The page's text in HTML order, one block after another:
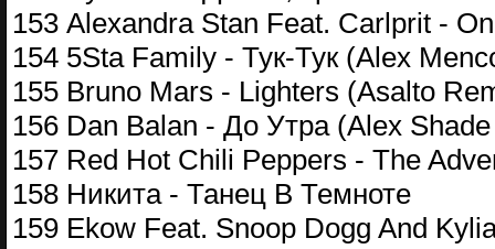
153 Alexandra Stan Feat. Carlprit -
154 5Sta Family - Тук-Тук (Alex
155 Bruno Mars - Lighters (Asalto
156 Dan Balan - До Утра (Alex
157 Red Hot Chili Peppers - The
158 Никита - Танец В Темноте
159 Ekow Feat. Snoop Dogg And